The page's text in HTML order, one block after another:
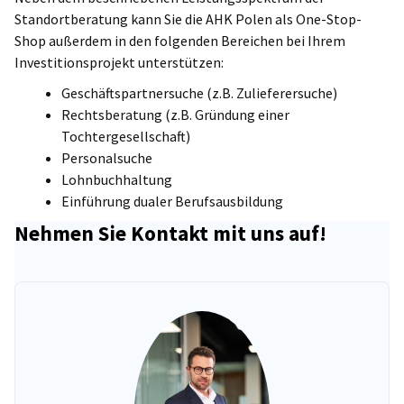
in Höhe von bis zu 70 Prozent der Investitionskosten
beantragen.
Für Großprojekte können staatliche Direktzahlungen
bewilligt werden.
Darüber hinaus stehen EU-Fördermittel bereit. In keinem
Land ist die Summe der Zuschüsse im Rahmen der
europäischen Kohäsionspolitik höher. In der Förderperiode
2021-2027 erhält Polen einschließlich des Corona-
Wiederaufbaufonds fast 100 Mrd. EUR an EU-Geldern.
Standortberatung kann Sie die AHK Polen als One-Stop-
Shop außerdem in den folgenden Bereichen bei Ihrem
Investitionsprojekt unterstützen:
Geschäftspartnersuche (z.B. Zulieferersuche)
Rechtsberatung (z.B. Gründung einer
Tochtergesellschaft)
Personalsuche
Lohnbuchhaltung
Einführung dualer Berufsausbildung
Nehmen Sie Kontakt mit uns auf!